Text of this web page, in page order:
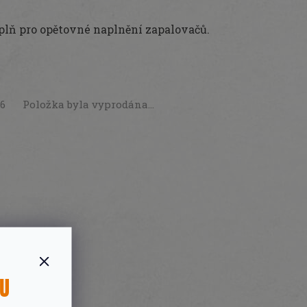
Položka byla vyprodána…
pro opětovné naplnění zapalovačů.